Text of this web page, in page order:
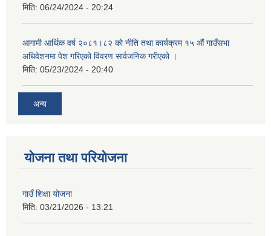
मिति: 06/24/2024 - 20:24
आगामी आर्थिक वर्ष २०८१।८२ को नीति तथा कार्यक्रम १५ औं गाउँसभा
अधिवेशनमा पेश गरिएको विवरण सार्वजनिक गरीएको ।
मिति: 05/23/2024 - 20:40
अन्य
योजना तथा परियोजना
गाउँ शिक्षा योजना
मिति: 03/21/2026 - 13:21